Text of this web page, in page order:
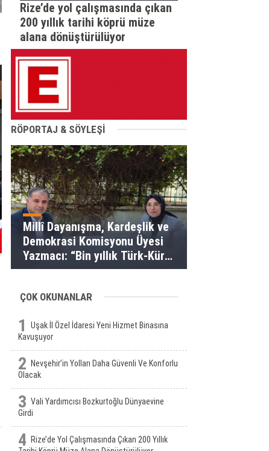
Rize’de yol çalışmasında çıkan
200 yıllık tarihi köprü müze
alana dönüştürülüyor
RÖPORTAJ & SÖYLEŞİ
Millî Dayanışma, Kardeşlik ve
Demokrasi Komisyonu Üyesi
Yazmacı: “Bin yıllık Türk-Kürt
kardeşliği bir slogan değil, bu
ÇOK OKUNANLAR
1
Uşak İl Özel İdaresi Yeni Hizmet Binasına
Kavuşuyor
2
Nevşehir’in Yolları Daha Güvenli Ve Konforlu
Olacak
3 Vali Yardımcısı Bozkurtoğlu Dünyaevine
Girdi
4
Rize’de Yol Çalışmasında Çıkan 200 Yıllık